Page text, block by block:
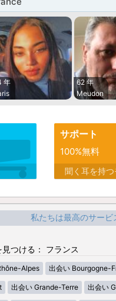
年
62 年
Meudon
サポート
100%無料
聞く耳を持
私たちは最高のサー
つける： フランス
Alpes 出会い Bourgogne-
出会い Grande-Terre 出会い